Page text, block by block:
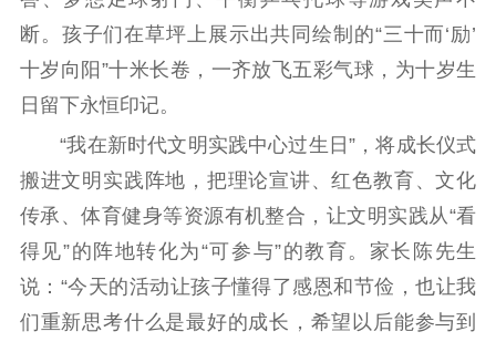
文化人才
数据资源
公共服务
新时代公民素养
提升资源库
新闻出版
政务服务
作品著作权
登记服务
科研创新
服务管理平台
智库服务
管理平台
文艺创作
服务管理
断。孩子们在草坪上展示出共同绘制的“三十而‘励’
十岁向阳”十米长卷，一齐放飞五彩气球，为十岁生
日留下永恒印记。
“我在新时代文明实践中心过生日”，将成长仪式
搬进文明实践阵地，把理论宣讲、红色教育、文化
传承、体育健身等资源有机整合，让文明实践从“看
得见”的阵地转化为“可参与”的教育。家长陈先生
说：“今天的活动让孩子懂得了感恩和节俭，也让我
们重新思考什么是最好的成长，希望以后能参与到